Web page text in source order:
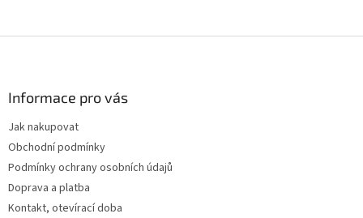
Informace pro vás
Jak nakupovat
Obchodní podmínky
Podmínky ochrany osobních údajů
Doprava a platba
Kontakt, otevírací doba